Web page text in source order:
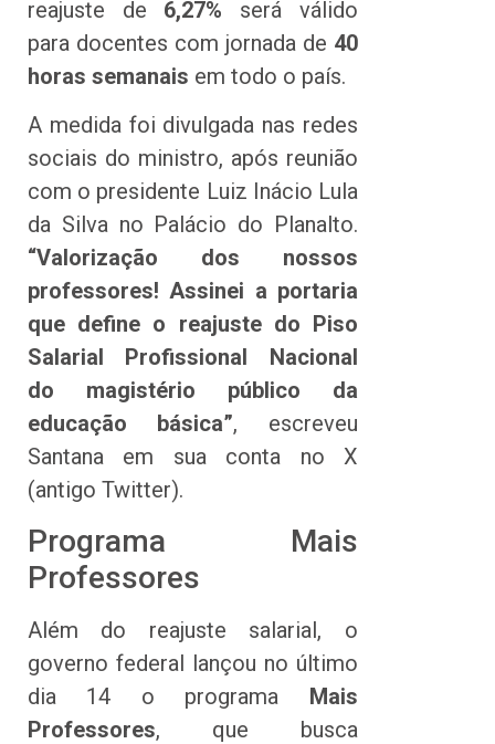
reajuste de 6,27% será válido
para docentes com jornada de 40
horas semanais em todo o país.
A medida foi divulgada nas redes
sociais do ministro, após reunião
com o presidente Luiz Inácio Lula
da Silva no Palácio do Planalto.
“Valorização dos nossos
professores! Assinei a portaria
que define o reajuste do Piso
Salarial Profissional Nacional
do magistério público da
educação básica”, escreveu
Santana em sua conta no X
(antigo Twitter).
Programa Mais
Professores
Além do reajuste salarial, o
governo federal lançou no último
dia 14 o programa Mais
Professores, que busca